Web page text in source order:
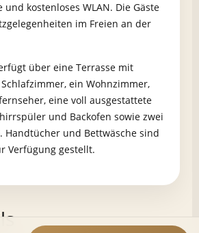
und kostenloses WLAN. Die Gäste
im Freien an der
über eine Terrasse mit
ein Wohnzimmer,
eine voll ausgestattete
und Backofen sowie zwei
Handtücher und Bettwäsche sind
Verfügung gestellt.